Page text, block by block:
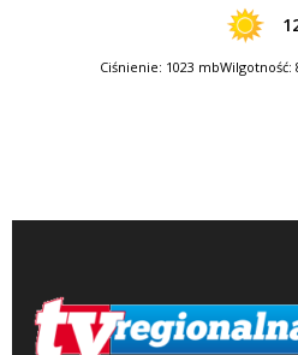
Ciśnienie: 1023 mbWilgotność: